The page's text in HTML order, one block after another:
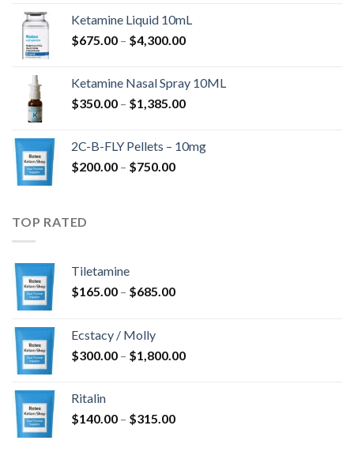
til
$4,568.00
Ketamine Liquid 10mL
$675.00 – $4,300.00Prisinterval:
$4,300.00
Ketamine Nasal Spray 10ML
$350.00 – $1,385.00Prisinterval:
$1,385.00
2C-B-FLY Pellets – 10mg
$200.00 – $750.00Prisinterval:
TOP RATED
Tiletamine
$165.00 – $685.00Prisinterval:
Ecstacy / Molly
$300.00 – $1,800.00Prisinterval:
Ritalin
$140.00 – $315.00Prisinterval: